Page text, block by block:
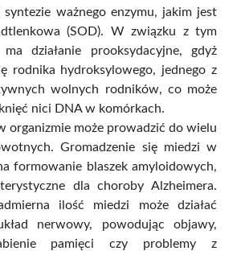
ważnego enzymu, jakim jest
(SOD). W związku z tym
działanie prooksydacyjne, gdyż
rodnika hydroksylowego, jednego z
wolnych rodników, co może
nici DNA w komórkach.
organizmie może prowadzić do wielu
Gromadzenie się miedzi w
formowanie blaszek amyloidowych,
dla choroby Alzheimera.
ilość miedzi może działać
nerwowy, powodując objawy,
pamięci czy problemy z